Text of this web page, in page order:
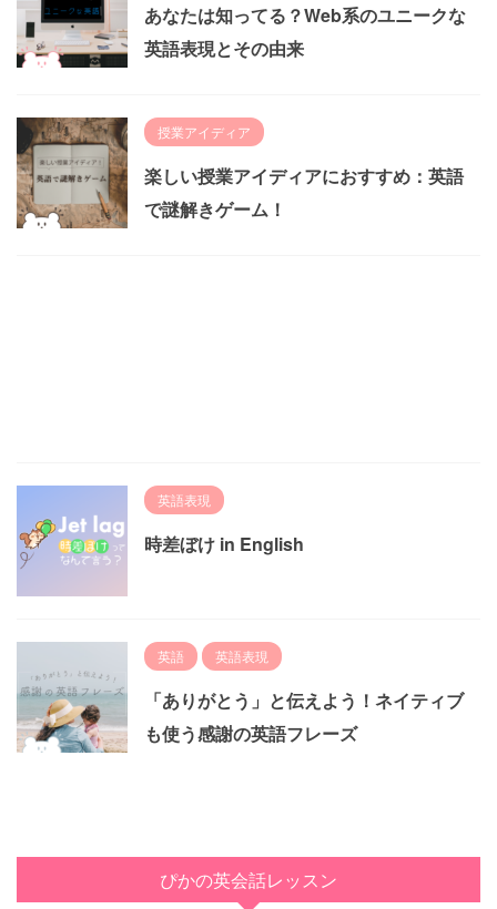
あなたは知ってる？Web系のユニークな
英語表現とその由来
授業アイディア
楽しい授業アイディアにおすすめ：英語
で謎解きゲーム！
英語表現
時差ぼけ in English
英語 英語表現
「ありがとう」と伝えよう！ネイティブ
も使う感謝の英語フレーズ
ぴかの英会話レッスン